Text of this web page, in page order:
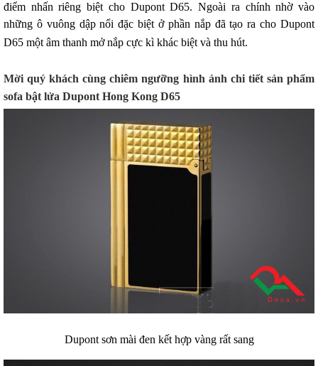
điểm nhấn riêng biệt cho Dupont D65. Ngoài ra chính nhờ vào
những ô vuông dập nổi đặc biệt ở phần nắp đã tạo ra cho Dupont
D65 một âm thanh mở nắp cực kì khác biệt và thu hút.
Mời quý khách cùng chiêm ngưỡng hình ảnh chi tiết sản phẩm
sofa bật lửa Dupont Hong Kong D65
Dupont sơn mài đen kết hợp vàng rất sang